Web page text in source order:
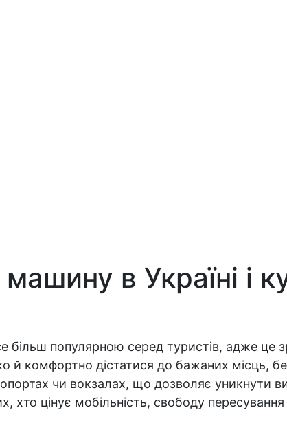
в Україні і
більш популярною серед туристів, адже
комфортно дістатися до бажаних місць,
чи вокзалах, що дозволяє уникнути
хто цінує мобільність, свободу